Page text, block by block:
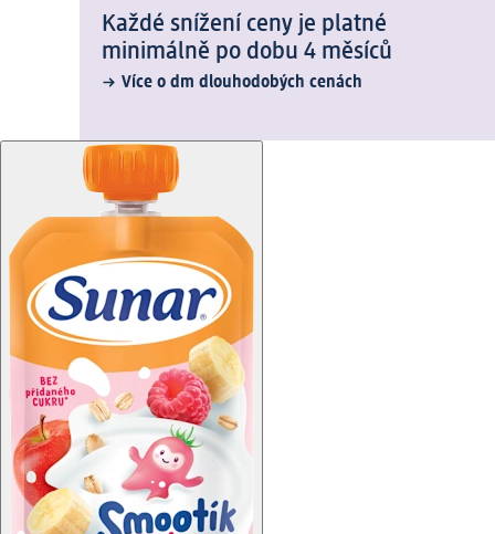
Každé snížení ceny je platné
minimálně po dobu 4 měsíců
Více o dm dlouhodobých cenách